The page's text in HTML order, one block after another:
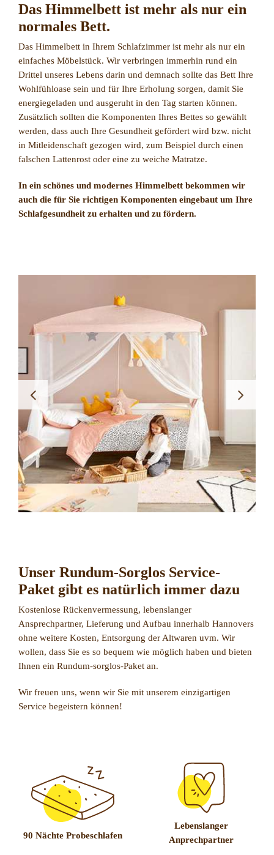
Das Himmelbett ist mehr als nur ein
normales Bett.
Das Himmelbett in Ihrem Schlafzimmer ist mehr als nur ein
einfaches Möbelstück. Wir verbringen immerhin rund ein
Drittel unseres Lebens darin und demnach sollte das Bett Ihre
Wohlfühloase sein und für Ihre Erholung sorgen, damit Sie
energiegeladen und ausgeruht in den Tag starten können.
Zusätzlich sollten die Komponenten Ihres Bettes so gewählt
werden, dass auch Ihre Gesundheit gefördert wird bzw. nicht
in Mitleidenschaft gezogen wird, zum Beispiel durch einen
falschen Lattenrost oder eine zu weiche Matratze.
In ein schönes und modernes Himmelbett bekommen wir
auch die für Sie richtigen Komponenten eingebaut um Ihre
Schlafgesundheit zu erhalten und zu fördern.
Unser Rundum-Sorglos Service-
Paket gibt es natürlich immer dazu
Kostenlose Rückenvermessung, lebenslanger
Ansprechpartner, Lieferung und Aufbau innerhalb Hannovers
ohne weitere Kosten, Entsorgung der Altwaren uvm. Wir
wollen, dass Sie es so bequem wie möglich haben und bieten
Ihnen ein Rundum-sorglos-Paket an.
Wir freuen uns, wenn wir Sie mit unserem einzigartigen
Service begeistern können!
90 Nächte Probeschlafen
Lebenslanger
Anprechpartner